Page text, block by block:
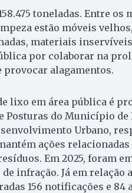
toneladas. Entre os
estão móveis
materiais
por colaborar na
provocar alagamentos.
lixo em área pública é
Posturas do Município de
Urbano,
ações relacionadas
Em 2025, foram
infração. Já em relação
156 notificações e 84